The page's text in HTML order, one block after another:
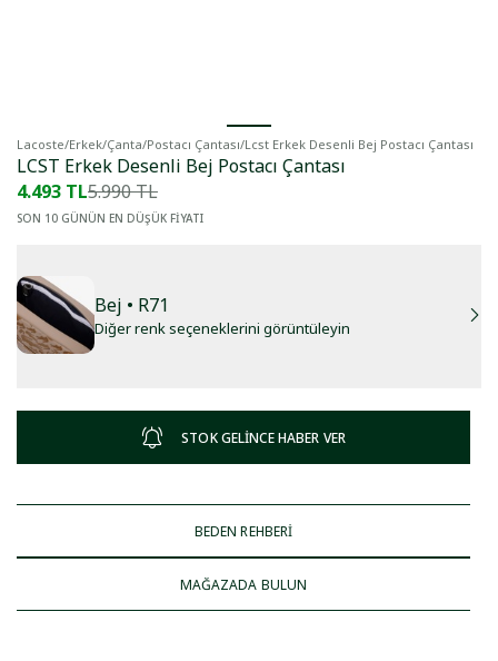
Lacoste/Erkek/Çanta/Postacı Çantası/Lcst Erkek Desenli Bej Postacı Çantası
LCST Erkek Desenli Bej Postacı Çantası
4.493 TL5.990 TL
SON 10 GÜNÜN EN DÜŞÜK FİYATI
Bej • R71
Diğer renk seçeneklerini görüntüleyin
STOK GELİNCE HABER VER
BEDEN REHBERİ
MAĞAZADA BULUN